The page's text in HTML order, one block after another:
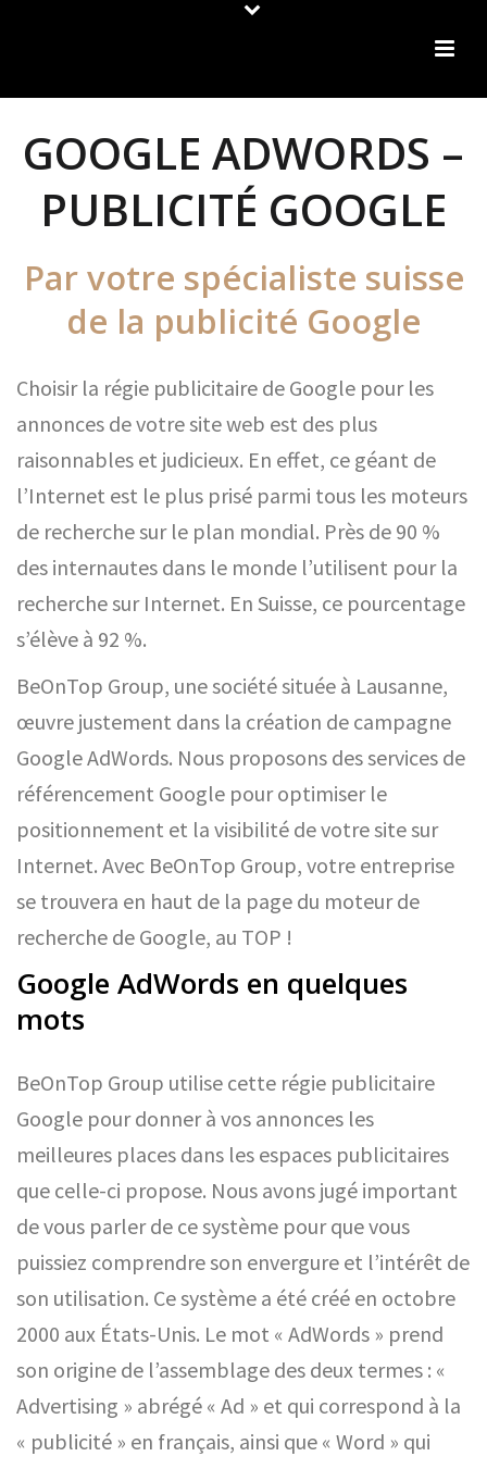
GOOGLE ADWORDS –
PUBLICITÉ GOOGLE
Par votre spécialiste suisse
de la publicité Google
Choisir la régie publicitaire de Google pour les
annonces de votre site web est des plus
raisonnables et judicieux. En effet, ce géant de
l’Internet est le plus prisé parmi tous les moteurs
de recherche sur le plan mondial. Près de 90 %
des internautes dans le monde l’utilisent pour la
recherche sur Internet. En Suisse, ce pourcentage
s’élève à 92 %.
BeOnTop Group, une société située à Lausanne,
œuvre justement dans la création de campagne
Google AdWords. Nous proposons des services de
référencement Google pour optimiser le
positionnement et la visibilité de votre site sur
Internet. Avec BeOnTop Group, votre entreprise
se trouvera en haut de la page du moteur de
recherche de Google, au TOP !
Google AdWords en quelques
mots
BeOnTop Group utilise cette régie publicitaire
Google pour donner à vos annonces les
meilleures places dans les espaces publicitaires
que celle-ci propose. Nous avons jugé important
de vous parler de ce système pour que vous
puissiez comprendre son envergure et l’intérêt de
son utilisation. Ce système a été créé en octobre
2000 aux États-Unis. Le mot « AdWords » prend
son origine de l’assemblage des deux termes : «
Advertising » abrégé « Ad » et qui correspond à la
« publicité » en français, ainsi que « Word » qui